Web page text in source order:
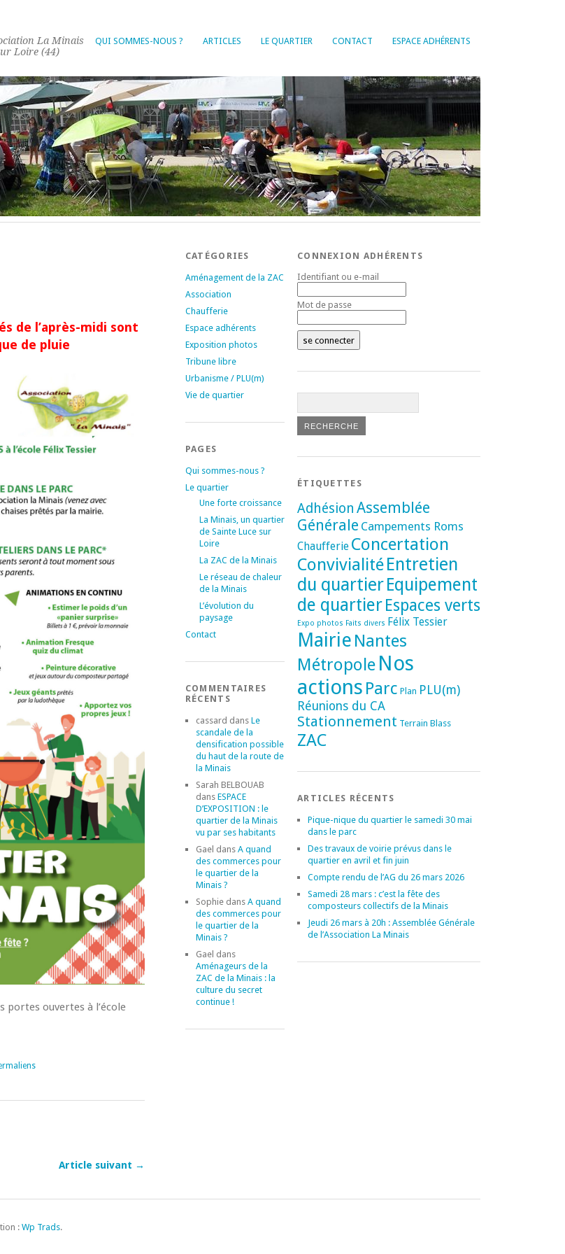
QUI SOMMES-NOUS ? ARTICLES LE QUARTIER CONTACT ESPACE ADHÉRENTS
La Minais
Loire (44)
de l’après-midi sont
de pluie
portes ouvertes à l’école
Article suivant →
CATÉGORIES
Aménagement de la ZAC
Association
Chaufferie
Espace adhérents
Exposition photos
Tribune libre
Urbanisme / PLU(m)
Vie de quartier
PAGES
Qui sommes-nous ?
Le quartier
Une forte croissance
La Minais, un quartier
de Sainte Luce sur
Loire
La ZAC de la Minais
Le réseau de chaleur
de la Minais
L’évolution du
paysage
Contact
COMMENTAIRES
RÉCENTS
cassard dans Le
scandale de la
densification possible
du haut de la route de
la Minais
Sarah BELBOUAB
dans ESPACE
D’EXPOSITION : le
quartier de la Minais
vu par ses habitants
Gael dans A quand
des commerces pour
le quartier de la
Minais ?
Sophiedans A quand
des commerces pour
le quartier de la
Minais ?
Gael dans
Aménageurs de la
ZAC de la Minais : la
culture du secret
continue !
CONNEXION ADHÉRENTS
Identifiant ou e-mail
Mot de passe
ÉTIQUETTES
Adhésion Assemblée
Générale Campements Roms
Chaufferie Concertation
ConvivialitéEntretien
du quartierEquipement
de quartierEspaces verts
Expo photos Faits divers Félix Tessier
Mairie Nantes
Métropole Nos
actions Parc Plan PLU(m)
Réunions du CA
Stationnement Terrain Blass
ZAC
ARTICLES RÉCENTS
Pique-nique du quartier le samedi 30 mai
dans le parc
Des travaux de voirie prévus dans le
quartier en avril et fin juin
Compte rendu de l’AG du 26 mars 2026
Samedi 28 mars : c’est la fête des
composteurs collectifs de la Minais
Jeudi 26 mars à 20h : Assemblée Générale
de l’Association La Minais
: Wp Trads.